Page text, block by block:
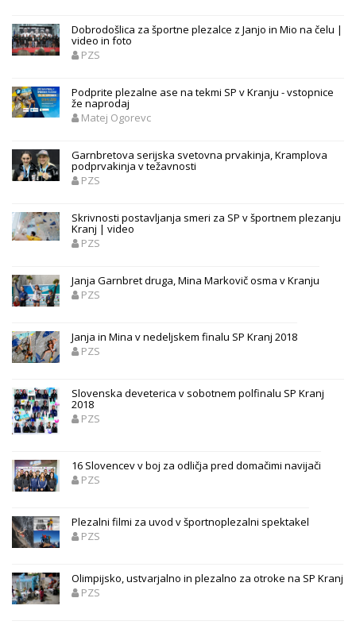
Dobrodošlica za športne plezalce z Janjo in Mio na čelu |
video in foto
PZS
Podprite plezalne ase na tekmi SP v Kranju - vstopnice
že naprodaj
Matej Ogorevc
Garnbretova serijska svetovna prvakinja, Kramplova
podprvakinja v težavnosti
PZS
Skrivnosti postavljanja smeri za SP v športnem plezanju
Kranj | video
PZS
Janja Garnbret druga, Mina Markovič osma v Kranju
PZS
Janja in Mina v nedeljskem finalu SP Kranj 2018
PZS
Slovenska deveterica v sobotnem polfinalu SP Kranj
2018
PZS
16 Slovencev v boj za odličja pred domačimi navijači
PZS
Plezalni filmi za uvod v športnoplezalni spektakel
PZS
Olimpijsko, ustvarjalno in plezalno za otroke na SP Kranj
PZS